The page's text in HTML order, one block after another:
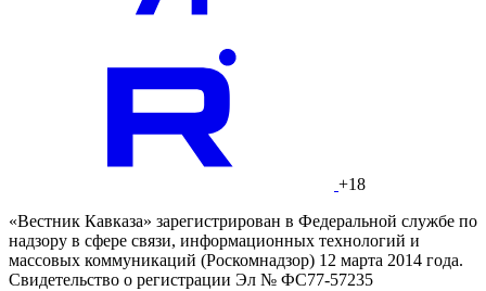
+18
«Вестник Кавказа» зарегистрирован в Федеральной службе по
надзору в сфере связи, информационных технологий и
массовых коммуникаций (Роскомнадзор) 12 марта 2014 года.
Свидетельство о регистрации Эл № ФС77-57235